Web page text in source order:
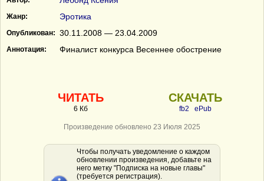
Жанр: Эротика
Опубликован: 30.11.2008 — 23.04.2009
Аннотация: Финалист конкурса Весеннее обострение
ЧИТАТЬ
6 Кб
СКАЧАТЬ
fb2 ePub
Произведение обновлено 23 Июля 2025
Чтобы получать уведомление о каждом
обновлении произведения, добавьте на
него метку "Подписка на новые главы"
(требуется регистрация).